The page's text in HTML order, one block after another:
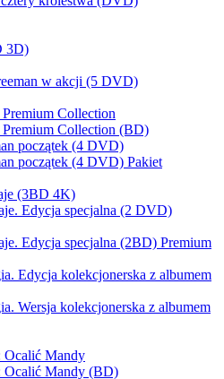
3D)
w akcji (5 DVD)
Collection
Collection (BD)
początek (4 DVD)
początek (4 DVD) Pakiet
(3BD 4K)
Edycja specjalna (2 DVD)
Edycja specjalna (2BD) Premium
Edycja kolekcjonerska z albumem
Wersja kolekcjonerska z albumem
Mandy
Mandy (BD)